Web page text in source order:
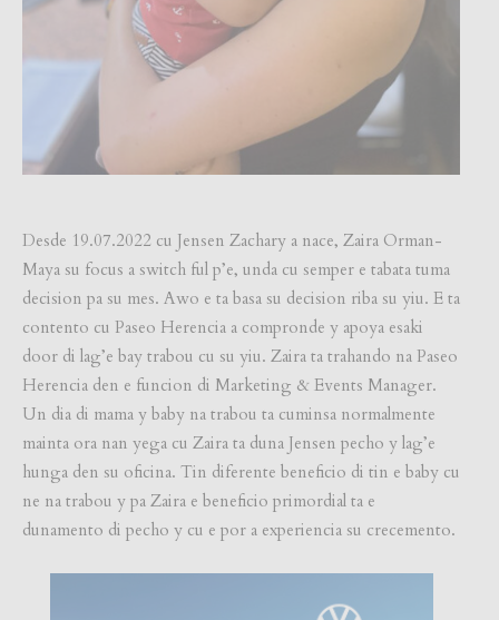
Desde 19.07.2022 cu Jensen Zachary a nace, Zaira Orman-
Maya su focus a switch ful p’e, unda cu semper e tabata tuma
decision pa su mes. Awo e ta basa su decision riba su yiu. E ta
contento cu Paseo Herencia a compronde y apoya esaki
door di lag’e bay trabou cu su yiu. Zaira ta trahando na Paseo
Herencia den e funcion di Marketing & Events Manager.
Un dia di mama y baby na trabou ta cuminsa normalmente
mainta ora nan yega cu Zaira ta duna Jensen pecho y lag’e
hunga den su oficina. Tin diferente beneficio di tin e baby cu
ne na trabou y pa Zaira e beneficio primordial ta e
dunamento di pecho y cu e por a experiencia su crecemento.